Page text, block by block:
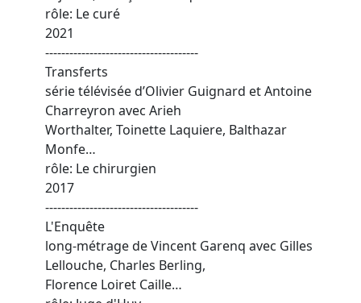
rôle: Le curé
2021
--------------------------------------
Transferts
série télévisée d’Olivier Guignard et Antoine
Charreyron avec Arieh
Worthalter, Toinette Laquiere, Balthazar
Monfe…
rôle: Le chirurgien
2017
--------------------------------------
L'Enquête
long-métrage de Vincent Garenq avec Gilles
Lellouche, Charles Berling,
Florence Loiret Caille…